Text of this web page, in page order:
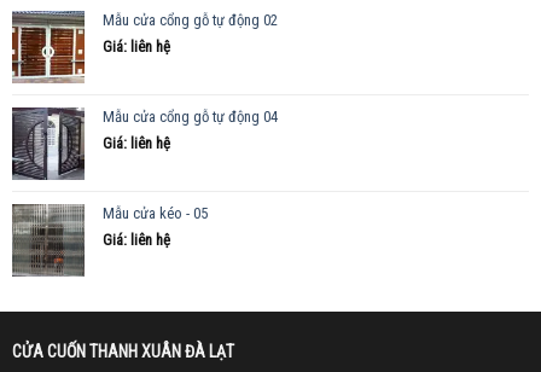
Mẫu cửa cổng gỗ tự động 02
Giá: liên hệ
Mẫu cửa cổng gỗ tự động 04
Giá: liên hệ
Mẫu cửa kéo - 05
Giá: liên hệ
CỬA CUỐN THANH XUÂN ĐÀ LẠT